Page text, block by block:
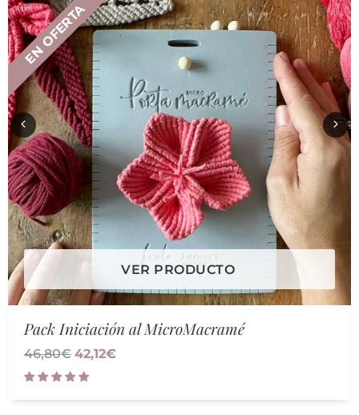
VER PRODUCTO
EN OFERTA
Pack Iniciación al MicroMacramé
46,80€ 42,12€